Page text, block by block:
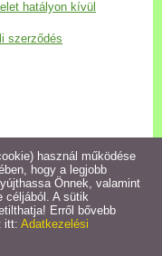
hatályon kívül
szerződés
használ működése
hogy a legjobb
Önnek, valamint
céljából. A sütik
Erről bővebb
itt: Adatkezelési